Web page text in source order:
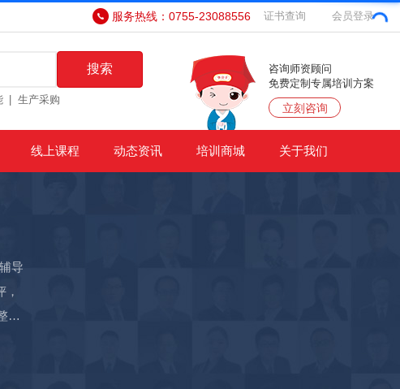
服务热线：0755-23088556 证书查询 会员登录
搜索
生产采购
咨询师资顾问
免费定制专属培训方案
立刻咨询
线上课程 动态资讯 培训商城 关于我们
导
体